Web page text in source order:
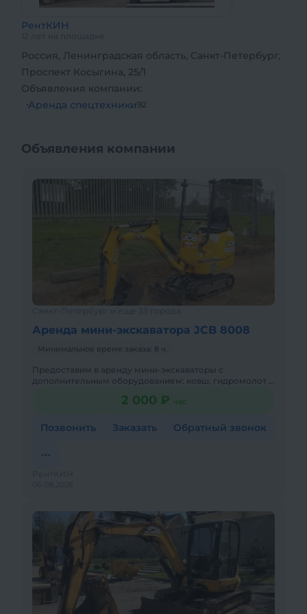
РентКИН
Россия, Ленинградская область, Санкт-Петербург,
Проспект Косыгина, 25/1
Объявления компании:
Аренда спецтехники 92
Объявления компании
Аренда мини-экскаватора JCB 8008
Минимальное время заказа: 8 ч.
Предоставим в аренду мини-экскаваторы с
дополнительным оборудованием: ковш, гидромолот и
доставка эвакуатором о2 000 ₽ час
Позвонить Заказать Обратный звонок